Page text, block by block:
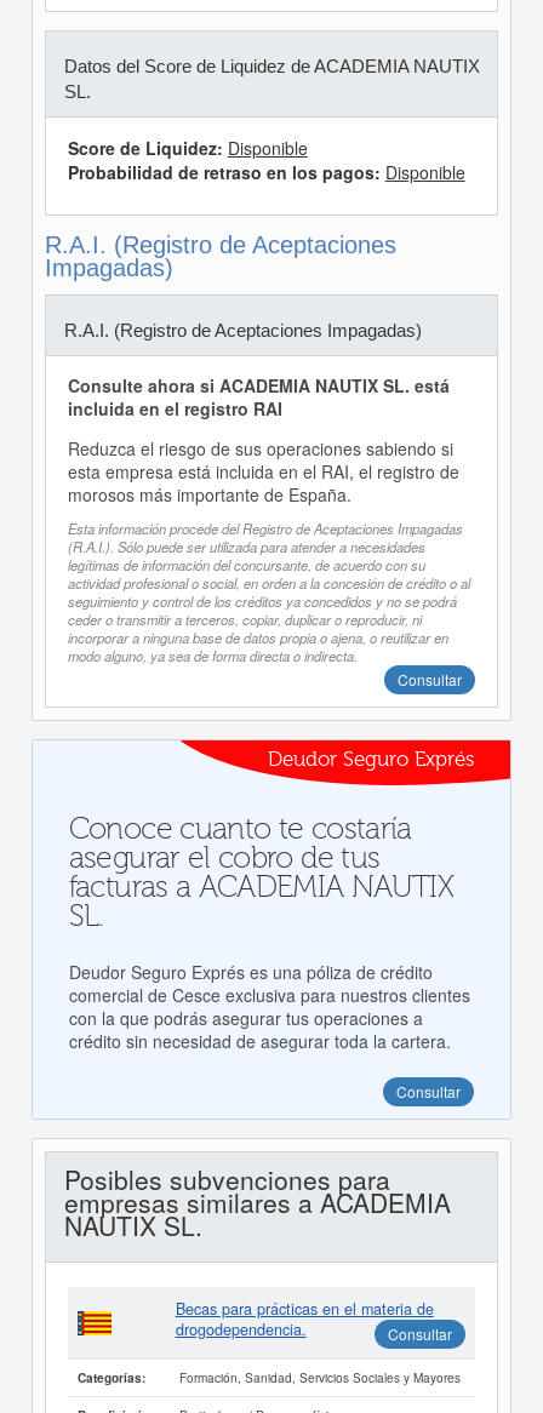
Datos del Score de Liquidez de ACADEMIA NAUTIX
SL.
Score de Liquidez: Disponible
Probabilidad de retraso en los pagos: Disponible
R.A.I. (Registro de Aceptaciones
Impagadas)
R.A.I. (Registro de Aceptaciones Impagadas)
Consulte ahora si ACADEMIA NAUTIX SL. está
incluida en el registro RAI
Reduzca el riesgo de sus operaciones sabiendo si
esta empresa está incluida en el RAI, el registro de
morosos más importante de España.
Esta información procede del Registro de Aceptaciones Impagadas
(R.A.I.). Sólo puede ser utilizada para atender a necesidades
legítimas de información del concursante, de acuerdo con su
actividad profesional o social, en orden a la concesión de crédito o al
seguimiento y control de los créditos ya concedidos y no se podrá
ceder o transmitir a terceros, copiar, duplicar o reproducir, ni
incorporar a ninguna base de datos propia o ajena, o reutilizar en
modo alguno, ya sea de forma directa o indirecta.
Consultar
Deudor Seguro Exprés
Conoce cuanto te costaría
asegurar el cobro de tus
facturas a ACADEMIA NAUTIX
SL.
Deudor Seguro Exprés es una póliza de crédito
comercial de Cesce exclusiva para nuestros clientes
con la que podrás asegurar tus operaciones a
crédito sin necesidad de asegurar toda la cartera.
Consultar
Posibles subvenciones para
empresas similares a ACADEMIA
NAUTIX SL.
Becas para prácticas en el materia de
drogodependencia.
Consultar
Categorías: Formación, Sanidad, Servicios Sociales y Mayores